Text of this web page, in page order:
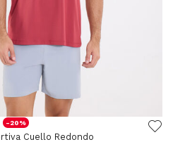
-20%
Cuello Redondo